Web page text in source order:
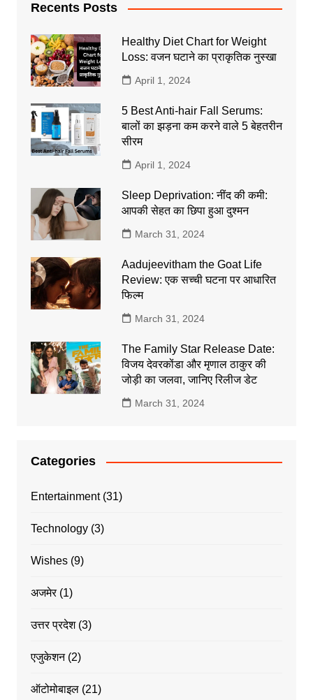
Recents Posts
Healthy Diet Chart for Weight
Loss: वजन घटाने का प्राकृतिक नुस्खा
April 1, 2024
5 Best Anti-hair Fall Serums:
बालों का झड़ना कम करने वाले 5 बेहतरीन
सीरम
April 1, 2024
Sleep Deprivation: नींद की कमी:
आपकी सेहत का छिपा हुआ दुश्मन
March 31, 2024
Aadujeevitham the Goat Life
Review: एक सच्ची घटना पर आधारित
फिल्म
March 31, 2024
The Family Star Release Date:
विजय देवरकोंडा और मृणाल ठाकुर की
जोड़ी का जलवा, जानिए रिलीज डेट
March 31, 2024
Categories
Entertainment(31)
Technology(3)
Wishes(9)
अजमेर(1)
उत्तर प्रदेश(3)
एजुकेशन(2)
ऑटोमोबाइल(21)